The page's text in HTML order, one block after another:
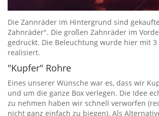
Die Zannräder im Hintergrund sind
Zahnräder". Die großen Zahnräder im
gedruckt. Die Beleuchtung wurde hier mit 3
realisiert.
"Kupfer" Rohre
Eines unserer Wünsche war es, dass wir
und um die ganze Box verlegen. Die Idee
zu nehmen haben wir schnell verworfen
nicht ganz einfach zu biegen). Als